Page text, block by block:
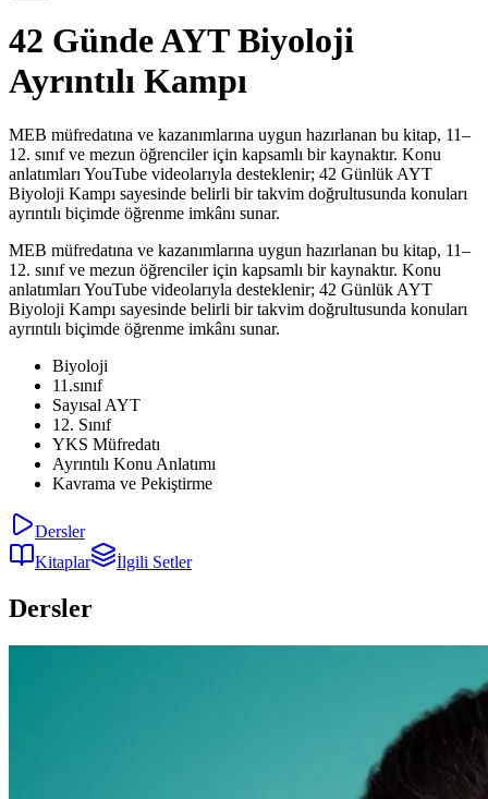
42 Günde AYT Biyoloji
Ayrıntılı Kampı
MEB müfredatına ve kazanımlarına uygun hazırlanan bu kitap, 11–
12. sınıf ve mezun öğrenciler için kapsamlı bir kaynaktır. Konu
anlatımları YouTube videolarıyla desteklenir; 42 Günlük AYT
Biyoloji Kampı sayesinde belirli bir takvim doğrultusunda konuları
ayrıntılı biçimde öğrenme imkânı sunar.
MEB müfredatına ve kazanımlarına uygun hazırlanan bu kitap, 11–
12. sınıf ve mezun öğrenciler için kapsamlı bir kaynaktır. Konu
anlatımları YouTube videolarıyla desteklenir; 42 Günlük AYT
Biyoloji Kampı sayesinde belirli bir takvim doğrultusunda konuları
ayrıntılı biçimde öğrenme imkânı sunar.
Biyoloji
11.sınıf
Sayısal AYT
12. Sınıf
YKS Müfredatı
Ayrıntılı Konu Anlatımı
Kavrama ve Pekiştirme
Dersler
Kitaplar
İlgili Setler
Dersler